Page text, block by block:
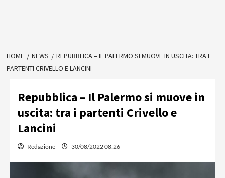
HOME NEWS
REPUBBLICA – IL PALERMO SI MUOVE IN USCITA: TRA I
PARTENTI CRIVELLO E LANCINI
Repubblica – Il Palermo si muove in
uscita: tra i partenti Crivello e
Lancini
Redazione 30/08/2022 08:26